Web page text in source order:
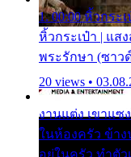
1. 00:00 หิ้วกระ
หิ้วกระเป๋า | แส
พระรักษา (ซาว
20 views •
งานแต่ง เขาแซ
ในห้องครัว ข้าง
อยู่ในครัว ทำตัว